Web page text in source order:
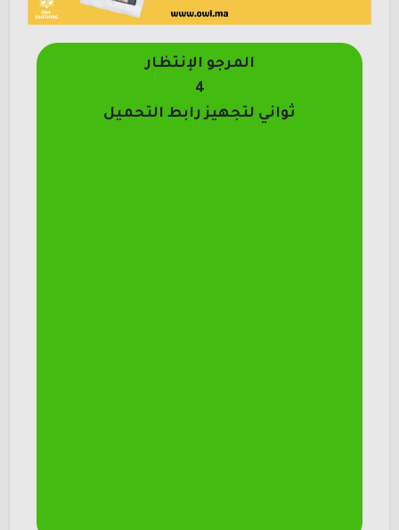
المرجو الإنتظار
4
ثواني لتجهيز رابط التحميل